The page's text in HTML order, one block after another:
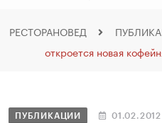
РЕСТОРАНОВЕД
откроется новая
ПУБЛИКАЦИИ 01.02.2012